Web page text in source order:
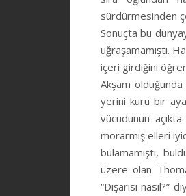
sürdürmesinden
Sonuçta bu
uğraşamamıştı.
içeri girdiğini
Akşam
yerini kuru bir
vücudunun
morarmış elleri
bulamamıştı,
üzere olan
“Dışarısı